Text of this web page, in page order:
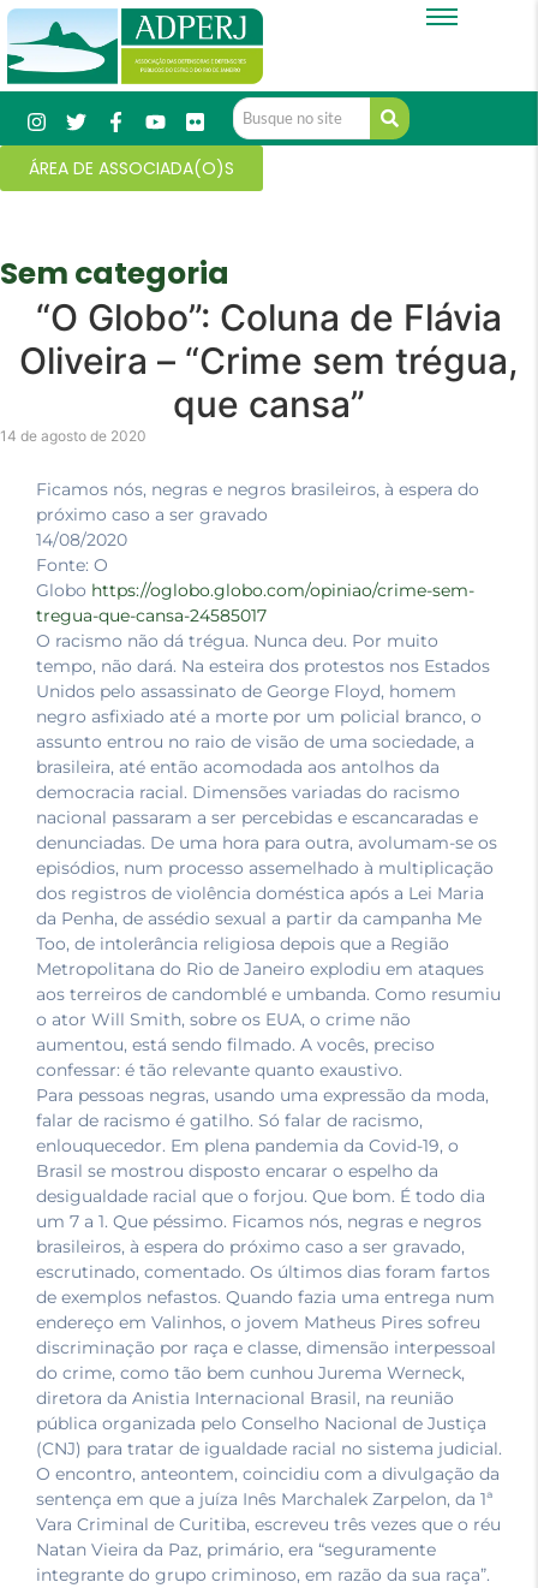
ÁREA DE ASSOCIADA(O)S
Sem categoria
“O Globo”: Coluna de Flávia
Oliveira – “Crime sem trégua,
que cansa”
14 de agosto de 2020
Ficamos nós, negras e negros brasileiros, à espera do
próximo caso a ser gravado
14/08/2020
Fonte: O
Globo https://oglobo.globo.com/opiniao/crime-sem-
tregua-que-cansa-24585017
O racismo não dá trégua. Nunca deu. Por muito
tempo, não dará. Na esteira dos protestos nos Estados
Unidos pelo assassinato de George Floyd, homem
negro asfixiado até a morte por um policial branco, o
assunto entrou no raio de visão de uma sociedade, a
brasileira, até então acomodada aos antolhos da
democracia racial. Dimensões variadas do racismo
nacional passaram a ser percebidas e escancaradas e
denunciadas. De uma hora para outra, avolumam-se os
episódios, num processo assemelhado à multiplicação
dos registros de violência doméstica após a Lei Maria
da Penha, de assédio sexual a partir da campanha Me
Too, de intolerância religiosa depois que a Região
Metropolitana do Rio de Janeiro explodiu em ataques
aos terreiros de candomblé e umbanda. Como resumiu
o ator Will Smith, sobre os EUA, o crime não
aumentou, está sendo filmado. A vocês, preciso
confessar: é tão relevante quanto exaustivo.
Para pessoas negras, usando uma expressão da moda,
falar de racismo é gatilho. Só falar de racismo,
enlouquecedor. Em plena pandemia da Covid-19, o
Brasil se mostrou disposto encarar o espelho da
desigualdade racial que o forjou. Que bom. É todo dia
um 7 a 1. Que péssimo. Ficamos nós, negras e negros
brasileiros, à espera do próximo caso a ser gravado,
escrutinado, comentado. Os últimos dias foram fartos
de exemplos nefastos. Quando fazia uma entrega num
endereço em Valinhos, o jovem Matheus Pires sofreu
discriminação por raça e classe, dimensão interpessoal
do crime, como tão bem cunhou Jurema Werneck,
diretora da Anistia Internacional Brasil, na reunião
pública organizada pelo Conselho Nacional de Justiça
(CNJ) para tratar de igualdade racial no sistema judicial.
O encontro, anteontem, coincidiu com a divulgação da
sentença em que a juíza Inês Marchalek Zarpelon, da 1ª
Vara Criminal de Curitiba, escreveu três vezes que o réu
Natan Vieira da Paz, primário, era “seguramente
integrante do grupo criminoso, em razão da sua raça”.